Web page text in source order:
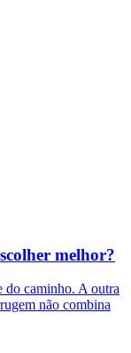
melhor?
do caminho. A outra
não combina